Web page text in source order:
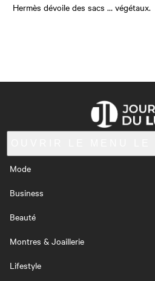
Hermès dévoile des sacs … végétaux.
Mode
Business
Beauté
Montres & Joaillerie
Lifestyle